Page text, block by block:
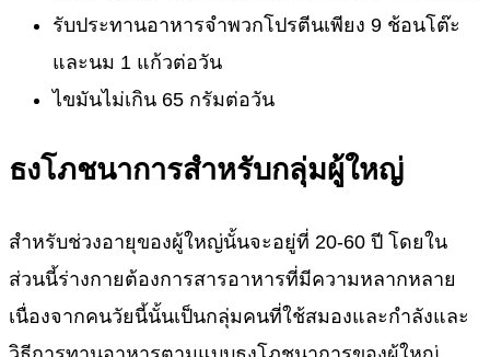
รับประทานอาหารจำพวกโปรตีนเพียง 9 ช้อนโต๊ะ
และนม 1 แก้วต่อวัน
ไขมันไม่เกิน 65 กรัมต่อวัน
ธงโภชนาการสำหรับกลุ่มผู้ใหญ่
สำหรับช่วงอายุของผู้ใหญ่นั้นจะอยู่ที่ 20-60 ปี โดยใน
ส่วนนี้ร่างกายต้องการสารอาหารที่มีความหลากหลาย
เนื่องจากคนวัยนี้นั้นเป็นกลุ่มคนที่ใช้สมองและกำลังและ